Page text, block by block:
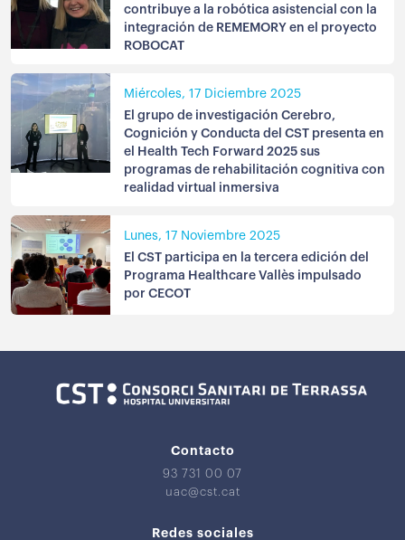
contribuye a la robótica asistencial con la
integración de REMEMORY en el proyecto
ROBOCAT
Miércoles, 17 Diciembre 2025
El grupo de investigación Cerebro,
Cognición y Conducta del CST presenta en
el Health Tech Forward 2025 sus
programas de rehabilitación cognitiva con
realidad virtual inmersiva
Lunes, 17 Noviembre 2025
El CST participa en la tercera edición del
Programa Healthcare Vallès impulsado
por CECOT
Contacto
93 731 00 07
uac@cst.cat
Redes sociales